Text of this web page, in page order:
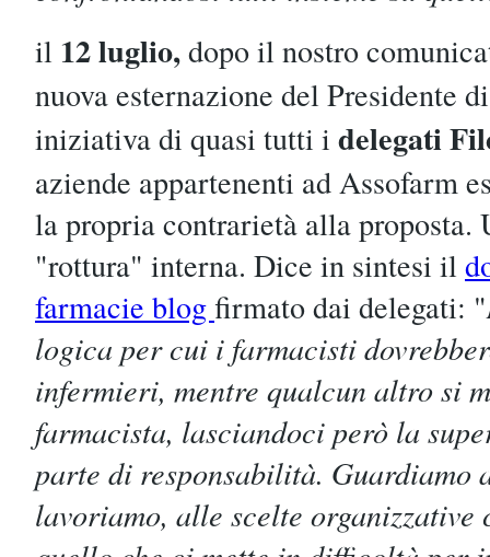
il 12 luglio,dopo il nostro
nuova esternazione del Presidente
iniziativa di quasi tutti i delegati
aziende appartenenti ad Assofarm
la propria contrarietà alla proposta.
"rottura" interna. Dice in sintesi il
farmacie blogfirmato dai delegati: "
logica per cui i farmacisti
infermieri, mentre qualcun altro si
farmacista, lasciandoci però la
parte di responsabilità. Guardiamo
lavoriamo, alle scelte organizzative